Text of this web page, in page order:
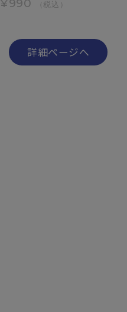
¥990 （税込）
詳細ページへ